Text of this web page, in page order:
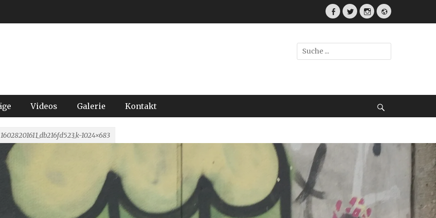
Facebook
TwitterInstagramWebseite
Suche
nach:
Videos Galerie Kontakt
16028201611_db216fd523_k-1024×683